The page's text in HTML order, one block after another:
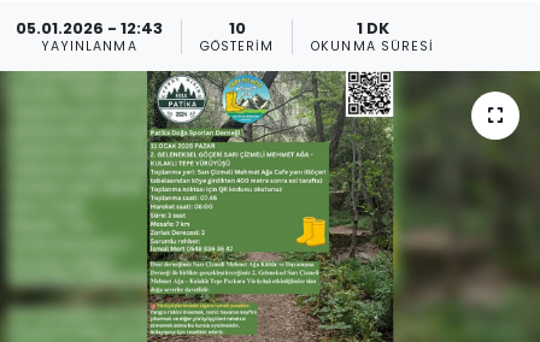
05.01.2026 - 12:43
YAYINLANMA
10
GÖSTERIM
1 DK
OKUNMA SÜRESI
KKTC YEREL SEÇİM 2018
Kültür Sanat
Magazin
Nöbetçi Eczaneler